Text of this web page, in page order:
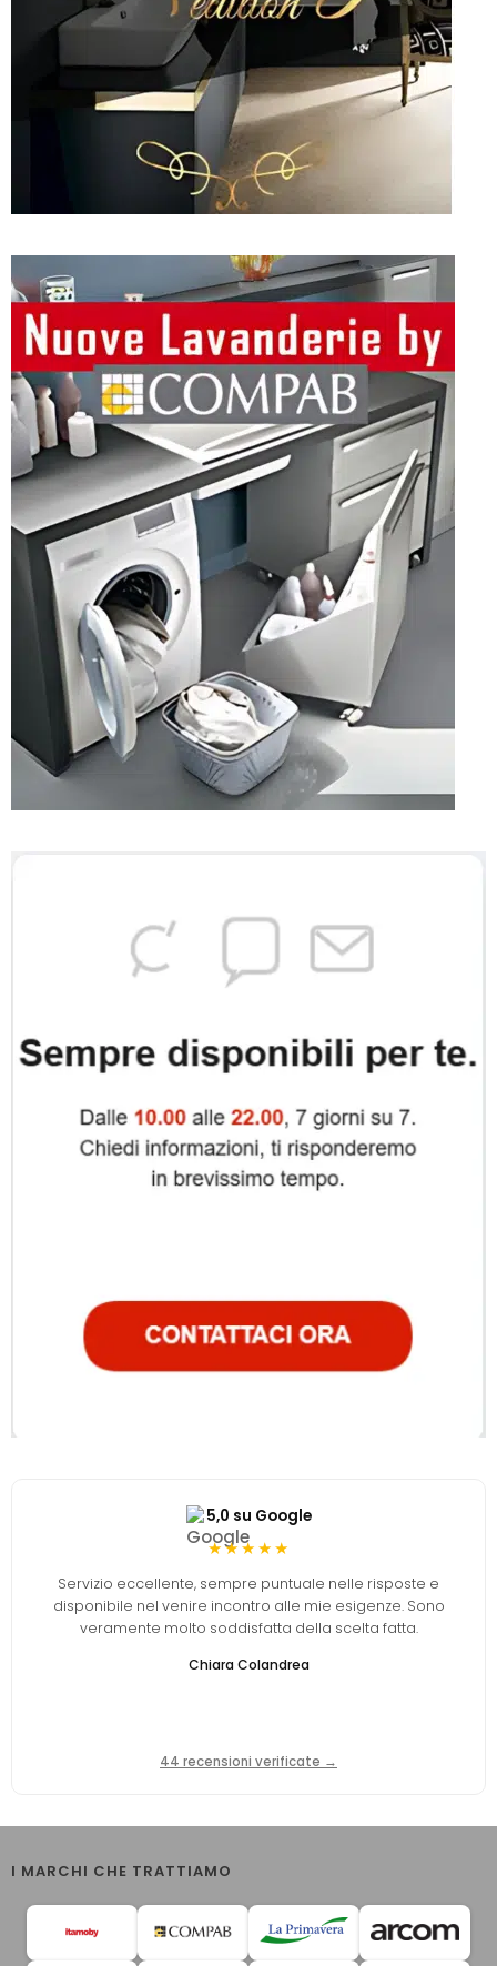
5,0 su Google
★★★★★
Servizio eccellente, sempre puntuale nelle risposte e
disponibile nel venire incontro alle mie esigenze. Sono
veramente molto soddisfatta della scelta fatta.
Chiara Colandrea
44 recensioni verificate →
I MARCHI CHE TRATTIAMO